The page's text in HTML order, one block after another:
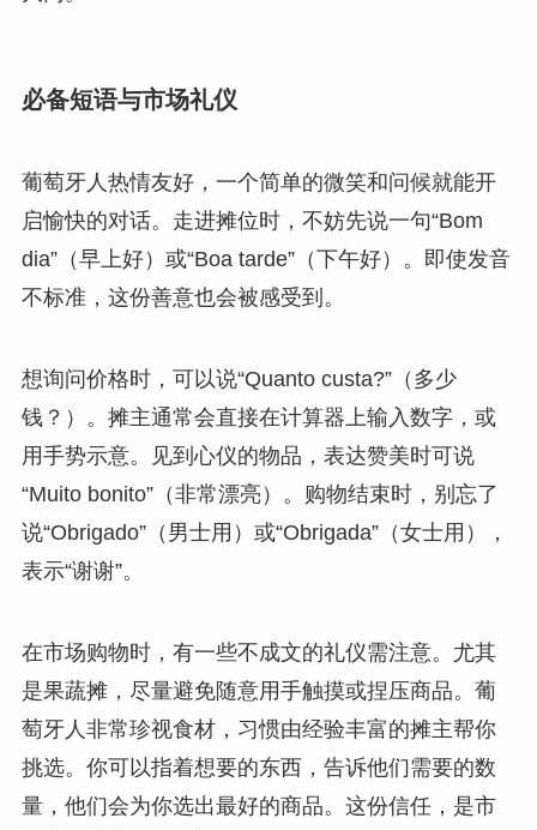
必备短语与市场礼仪
葡萄牙人热情友好，一个简单的微笑和问候就能开
启愉快的对话。走进摊位时，不妨先说一句“Bom
dia”（早上好）或“Boa tarde”（下午好）。即使发音
不标准，这份善意也会被感受到。
想询问价格时，可以说“Quanto custa?”（多少
钱？）。摊主通常会直接在计算器上输入数字，或
用手势示意。见到心仪的物品，表达赞美时可说
“Muito bonito”（非常漂亮）。购物结束时，别忘了
说“Obrigado”（男士用）或“Obrigada”（女士用），
表示“谢谢”。
在市场购物时，有一些不成文的礼仪需注意。尤其
是果蔬摊，尽量避免随意用手触摸或捏压商品。葡
萄牙人非常珍视食材，习惯由经验丰富的摊主帮你
挑选。你可以指着想要的东西，告诉他们需要的数
量，他们会为你选出最好的商品。这份信任，是市